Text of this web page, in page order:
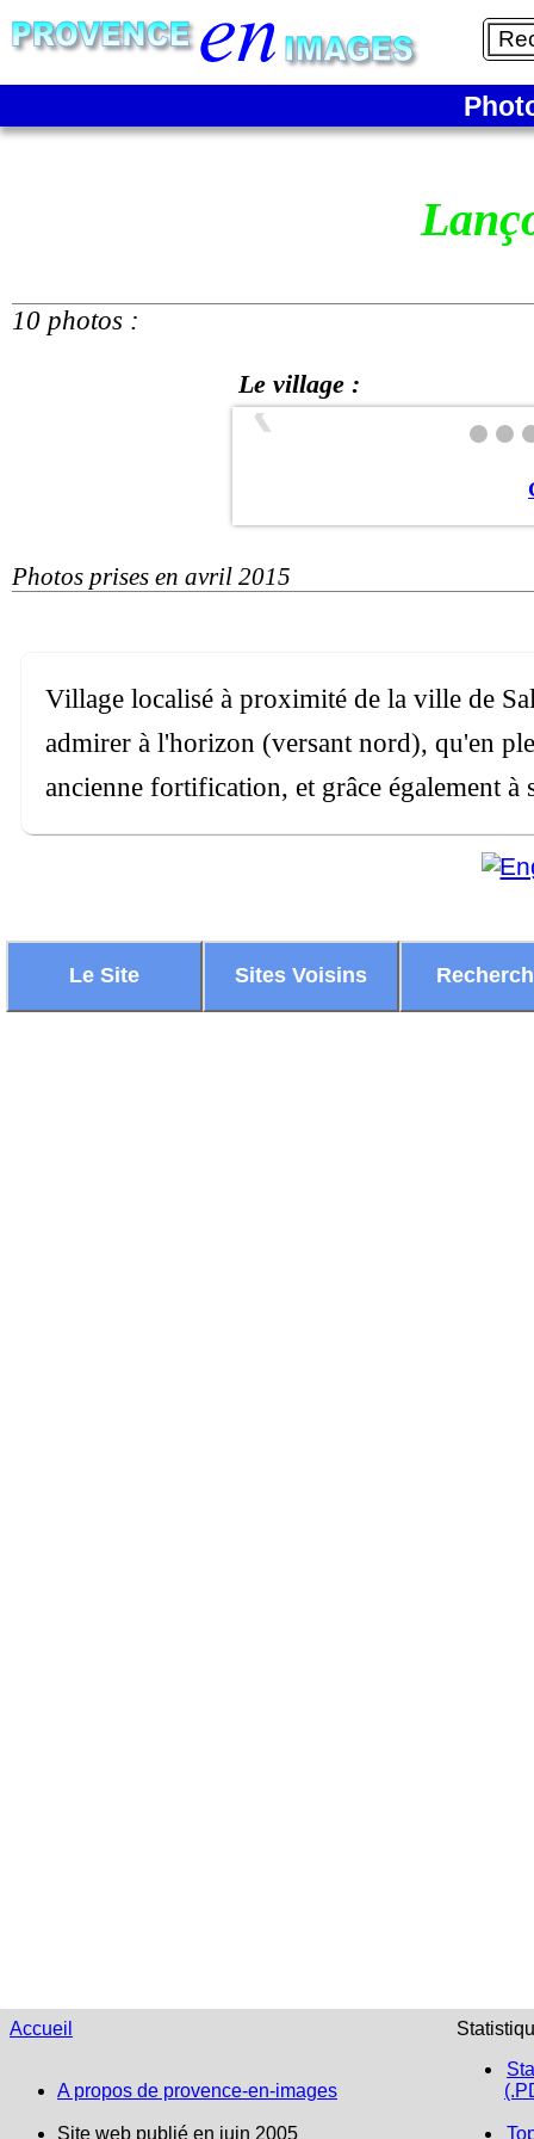
10 photos :
Le village :
❮
Photos prises en avril 2015
Village localisé à proximité de la ville de
admirer à l'horizon (versant nord), qu'en
ancienne fortification, et grâce également à
Le Site Sites Voisins
Accueil
A propos de provence-en-images
Site web publié en juin 2005